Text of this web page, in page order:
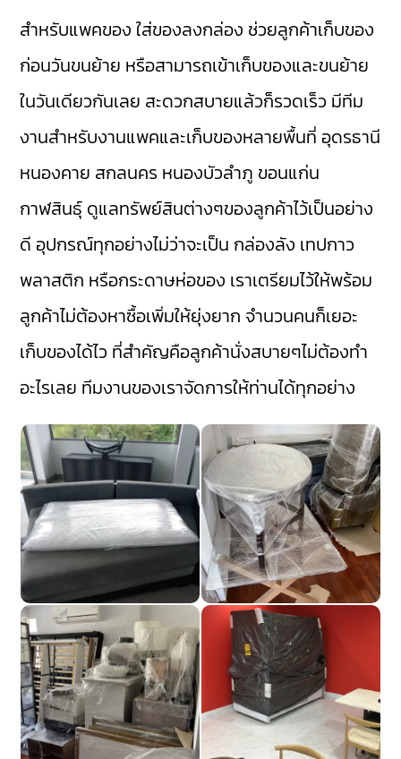
สำหรับแพคของ ใส่ของลงกล่อง ช่วยลูกค้าเก็บของ
ก่อนวันขนย้าย หรือสามารถเข้าเก็บของและขนย้าย
ในวันเดียวกันเลย สะดวกสบายแล้วก็รวดเร็ว มีทีม
งานสำหรับงานแพคและเก็บของหลายพื้นที่ อุดรธานี
หนองคาย สกลนคร หนองบัวลำภู ขอนแก่น
กาฬสินธุ์ ดูแลทรัพย์สินต่างๆของลูกค้าไว้เป็นอย่าง
ดี อุปกรณ์ทุกอย่างไม่ว่าจะเป็น กล่องลัง เทปกาว
พลาสติก หรือกระดาษห่อของ เราเตรียมไว้ให้พร้อม
ลูกค้าไม่ต้องหาซื้อเพิ่มให้ยุ่งยาก จำนวนคนก็เยอะ
เก็บของได้ไว ที่สำคัญคือลูกค้านั่งสบายๆไม่ต้องทำ
อะไรเลย ทีมงานของเราจัดการให้ท่านได้ทุกอย่าง